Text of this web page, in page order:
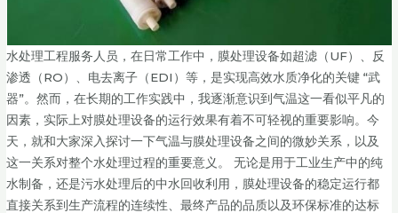
水处理工程服务人员，在日常工作中，膜处理设备如超滤（UF）、反
渗透（RO）、电去离子（EDI）等，是实现高效水质净化的关键 “武
器”。然而，在长期的工作实践中，我逐渐意识到气温这一看似平凡的
因素，实际上对膜处理设备的运行效果有着不可轻视的重要影响。今
天，就和大家深入探讨一下气温与膜处理设备之间的微妙关系，以及
这一关系对整个水处理过程的重要意义。 无论是用于工业生产中的纯
水制备，还是污水处理后的中水回收利用，膜处理设备的稳定运行都
直接关系到生产流程的连续性、最终产品的品质以及环保标准的达标